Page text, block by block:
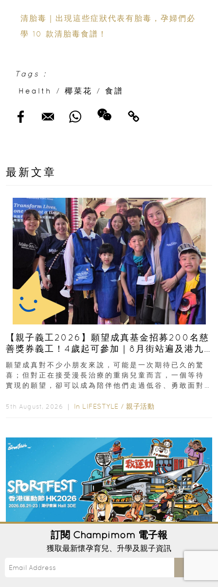
清胎毒｜出現這些症狀代表有胎毒，孕婦們必
學 10 款清胎毒食譜！
Tags :
Health
/ 椰菜花 / 食譜
最新文章
【親子義工2026】願望成真基金招募200名慈
善獎券義工！4歲起可參加｜8月街站遍及港九
新界
願望成真對不少小朋友來說，可能是一次期待已久的驚
喜；但對正在接受漫長治療的重病兒童而言，一個等待
實現的願望，卻可以成為陪伴他們走過低谷、勇敢面對
5th August, 2026 ｜ In LIFESTYLE / 親子活動
Champimom送禮｜免費200張門票香港運動
節2026載譽歸來：一次睇盡匹克球、新興運
訂閱 Champimom 電子報
獲取最新懷孕育兒、升學及親子資訊